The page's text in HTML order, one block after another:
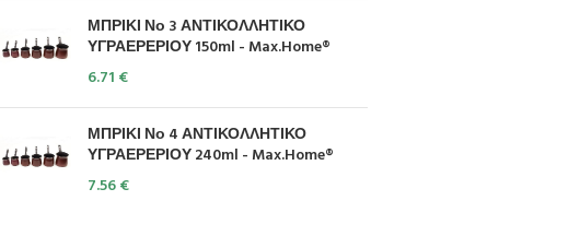
ΜΠΡΙΚΙ Νο 3 ΑΝΤΙΚΟΛΛΗΤΙΚΟ
ΥΓΡΑΕΡΕΡΙΟΥ 150ml - Max.Home®
6.71 €
ΜΠΡΙΚΙ Νο 4 ΑΝΤΙΚΟΛΛΗΤΙΚΟ
ΥΓΡΑΕΡΕΡΙΟΥ 240ml - Max.Home®
7.56€